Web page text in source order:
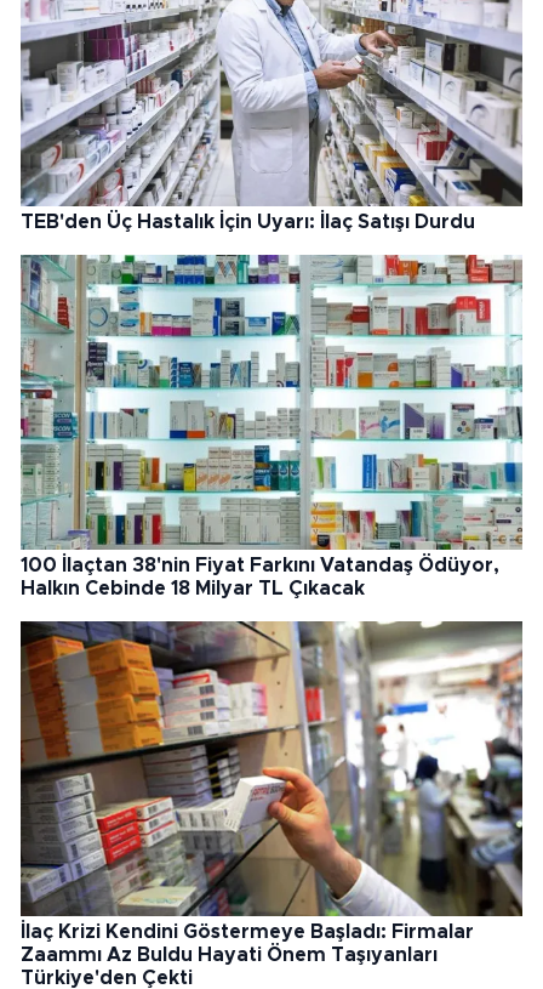
TEB'den Üç Hastalık İçin Uyarı: İlaç Satışı Durdu
100 İlaçtan 38'nin Fiyat Farkını Vatandaş Ödüyor,
Halkın Cebinde 18 Milyar TL Çıkacak
İlaç Krizi Kendini Göstermeye Başladı: Firmalar
Zaammı Az Buldu Hayati Önem Taşıyanları
Türkiye'den Çekti